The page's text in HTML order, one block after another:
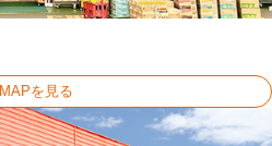
MAPを見る